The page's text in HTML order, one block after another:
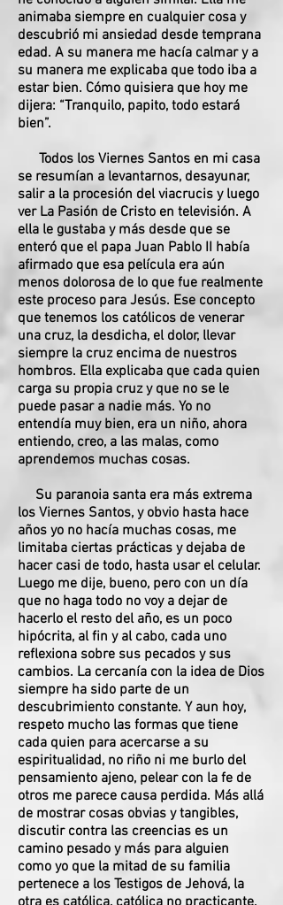
animaba siempre en cualquier cosa y
descubrió mi ansiedad desde temprana
edad. A su manera me hacía calmar y a
su manera me explicaba que todo iba a
estar bien. Cómo quisiera que hoy me
dijera: “Tranquilo, papito, todo estará
bien”.
Todos los Viernes Santos en mi casa
se resumían a levantarnos, desayunar,
salir a la procesión del viacrucis y luego
ver La Pasión de Cristo en televisión. A
ella le gustaba y más desde que se
enteró que el papa Juan Pablo II había
afirmado que esa película era aún
menos dolorosa de lo que fue realmente
este proceso para Jesús. Ese concepto
que tenemos los católicos de venerar
una cruz, la desdicha, el dolor, llevar
siempre la cruz encima de nuestros
hombros. Ella explicaba que cada quien
carga su propia cruz y que no se le
puede pasar a nadie más. Yo no
entendía muy bien, era un niño, ahora
entiendo, creo, a las malas, como
aprendemos muchas cosas.
Su paranoia santa era más extrema
los Viernes Santos, y obvio hasta hace
años yo no hacía muchas cosas, me
limitaba ciertas prácticas y dejaba de
hacer casi de todo, hasta usar el celular.
Luego me dije, bueno, pero con un día
que no haga todo no voy a dejar de
hacerlo el resto del año, es un poco
hipócrita, al fin y al cabo, cada uno
reflexiona sobre sus pecados y sus
cambios. La cercanía con la idea de Dios
siempre ha sido parte de un
descubrimiento constante. Y aun hoy,
respeto mucho las formas que tiene
cada quien para acercarse a su
espiritualidad, no riño ni me burlo del
pensamiento ajeno, pelear con la fe de
otros me parece causa perdida. Más allá
de mostrar cosas obvias y tangibles,
discutir contra las creencias es un
camino pesado y más para alguien
como yo que la mitad de su familia
pertenece a los Testigos de Jehová, la